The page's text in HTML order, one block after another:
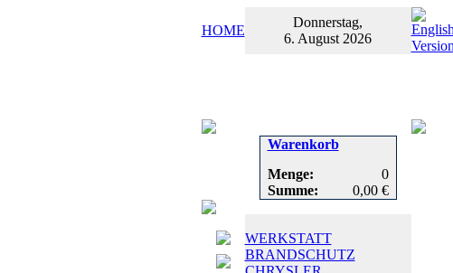
HOME
Donnerstag,
6. August 2026
Warenkorb
Menge:
0
Summe:
0,00 €
WERKSTATT
BRANDSCHUTZ